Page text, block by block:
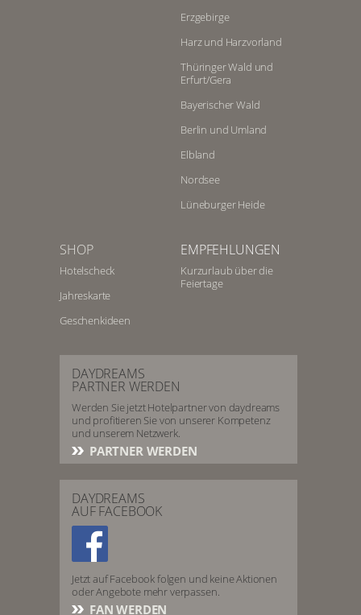
Erzgebirge
Harz und Harzvorland
Thüringer Wald und
Erfurt/Gera
Bayerischer Wald
Berlin und Umland
Elbland
Nordsee
Lüneburger Heide
SHOP
Hotelscheck
Jahreskarte
Geschenkideen
EMPFEHLUNGEN
Kurzurlaub über die
Feiertage
DAYDREAMS
PARTNER WERDEN
Werden Sie jetzt Hotelpartner von daydreams
und profitieren Sie von unserer Kompetenz
und unserem Netzwerk.
PARTNER WERDEN
DAYDREAMS
AUF FACEBOOK
Jetzt auf Facebook folgen und keine Aktionen
oder Angebote mehr verpassen.
FAN WERDEN